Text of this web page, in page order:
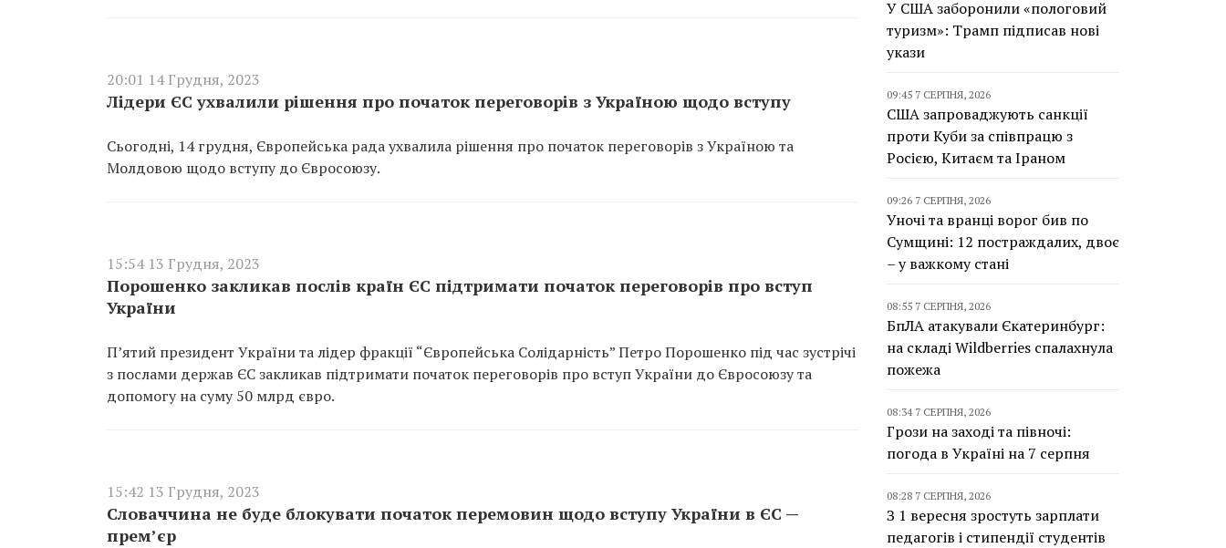
20:01 14 Грудня, 2023
Лідери ЄС ухвалили рішення про початок переговорів з Україною щодо вступу
Сьогодні, 14 грудня, Європейська рада ухвалила рішення про початок переговорів з Україною та
Молдовою щодо вступу до Євросоюзу.
15:54 13 Грудня, 2023
Порошенко закликав послів країн ЄС підтримати початок переговорів про вступ
України
П’ятий президент України та лідер фракції “Європейська Солідарність” Петро Порошенко під час зустрічі
з послами держав ЄС закликав підтримати початок переговорів про вступ України до Євросоюзу та
допомогу на суму 50 млрд євро.
15:42 13 Грудня, 2023
Словаччина не буде блокувати початок перемовин щодо вступу України в ЄС —
прем’єр
У США заборонили «пологовий
туризм»: Трамп підписав нові
укази
09:45 7 СЕРПНЯ, 2026
США запроваджують санкції
проти Куби за співпрацю з
Росією, Китаєм та Іраном
09:26 7 СЕРПНЯ, 2026
Уночі та вранці ворог бив по
Сумщині: 12 постраждалих, двоє
– у важкому стані
08:55 7 СЕРПНЯ, 2026
БпЛА атакували Єкатеринбург:
на складі Wildberries спалахнула
пожежа
08:34 7 СЕРПНЯ, 2026
Грози на заході та півночі:
погода в Україні на 7 серпня
08:28 7 СЕРПНЯ, 2026
З 1 вересня зростуть зарплати
педагогів і стипендії студентів